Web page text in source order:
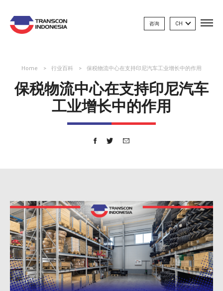
咨询 CH
Home 行业百科 保税物流中心在支持印尼汽车工业增长中的作用
保税物流中心在支持印尼汽车
工业增长中的作用